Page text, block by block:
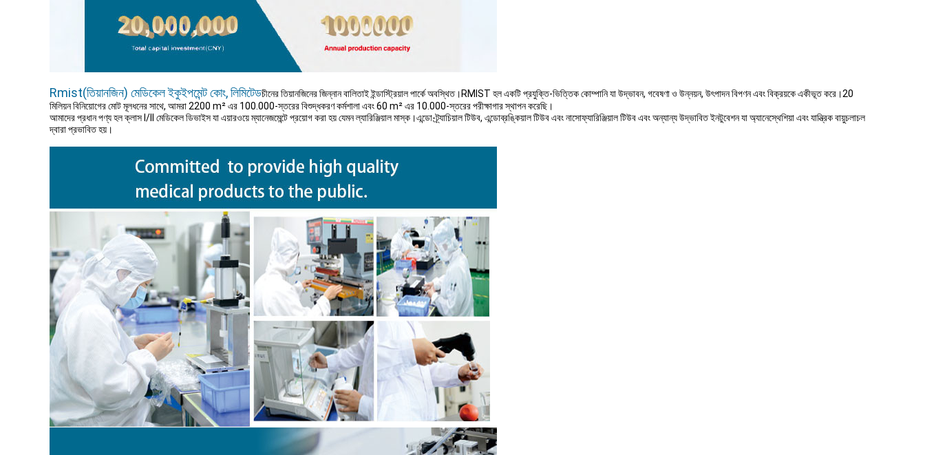
Rmist(তিয়ানজিন) মেডিকেল ইকুইপমেন্ট কোং, লিমিটেডচীনের তিয়ানজিনের জিন্নান বালিতাই ইন্ডাস্ট্রিয়াল পার্কে অবস্থিত।RMIST হল একটি প্রযুক্তি-ভিত্তিক কোম্পানি যা উদ্ভাবন, গবেষণা ও উন্নয়ন, উৎপাদন বিপণন এবং বিক্রয়কে একীভূত করে।20
মিলিয়ন বিনিয়োগের মোট মূলধনের সাথে, আমরা 2200 m² এর 100.000-স্তরের বিশুদ্ধকরণ কর্মশালা এবং 60 m² এর 10.000-স্তরের পরীক্ষাগার স্থাপন করেছি।
আমাদের প্রধান পণ্য হল ক্লাস I/ll মেডিকেল ডিভাইস যা এয়ারওয়ে ম্যানেজমেন্টে প্রয়োগ করা হয় যেমন ল্যারিঞ্জিয়াল মাস্ক।এন্ডো-ট্র্যাচিয়াল টিউব, এন্ডোব্রঙ্কিয়াল টিউব এবং নাসোফ্যারিঞ্জিয়াল টিউব এবং অন্যান্য উদ্ভাবিত ইনটুবেশন যা অ্যানেস্থেশিয়া এবং যান্ত্রিক বায়ুচলাচল
দ্বারা প্রভাবিত হয়।